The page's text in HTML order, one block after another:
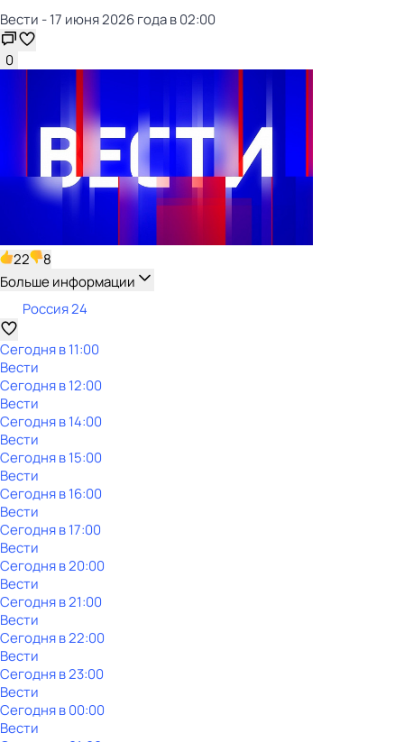
Вести - 17 июня 2026 года в 02:00
0
22
8
Больше информации
Россия 24
Сегодня в 11:00
Вести
Сегодня в 12:00
Вести
Сегодня в 14:00
Вести
Сегодня в 15:00
Вести
Сегодня в 16:00
Вести
Сегодня в 17:00
Вести
Сегодня в 20:00
Вести
Сегодня в 21:00
Вести
Сегодня в 22:00
Вести
Сегодня в 23:00
Вести
Сегодня в 00:00
Вести